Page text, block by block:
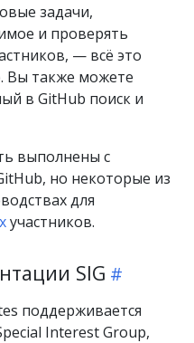
задачи,
и проверять
— всё это
Вы также можете
в GitHub поиск и
выполнены с
но некоторые из
для
участников.
SIG
поддерживается
Interest Group,